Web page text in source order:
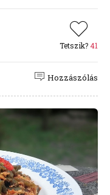
Tetszik?41
Hozzászólás